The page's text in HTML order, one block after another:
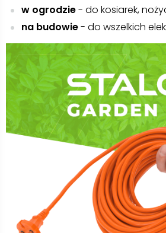
w ogrodzie- do kosiarek,
na budowie- do wszelkich